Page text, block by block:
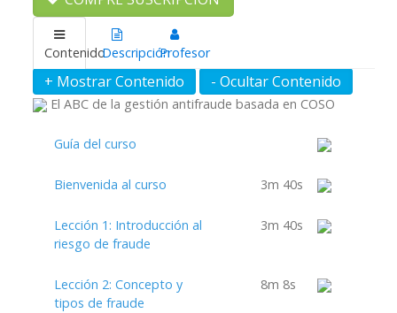
ContenidoDescripciónProfesor
El ABC de la gestión antifraude basada en COSO
Guía del curso
Bienvenida al curso 3m 40s
Lección 1: Introducción al
riesgo de fraude
3m 40s
Lección 2: Concepto y
tipos de fraude
8m 8s